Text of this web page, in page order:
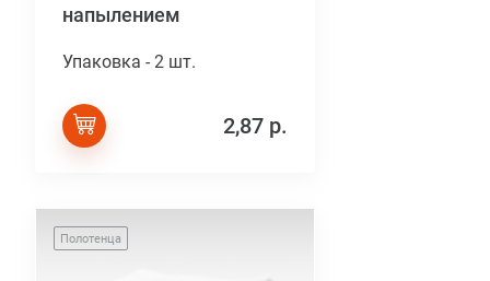
напылением
Упаковка - 2 шт.
2,87 р.
Полотенца